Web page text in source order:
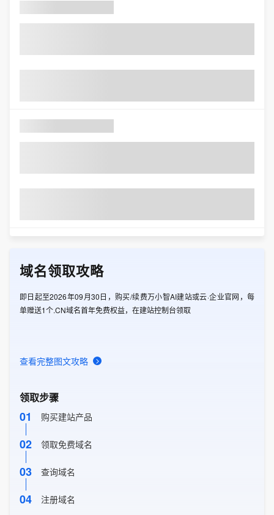
域名领取攻略
即日起至2026年09月30日，购买/续费万小智AI建站或云·企业官网，每
单赠送1个.CN域名首年免费权益，在建站控制台领取
查看完整图文攻略
领取步骤
01 购买建站产品
02 领取免费域名
03 查询域名
04 注册域名